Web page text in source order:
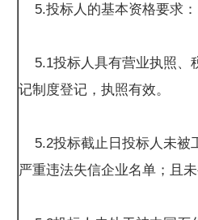
5.投标人的基本资格要求：
5.1投标人具有营业执照、
记制度登记，执照有效。
5.2投标截止日投标人未被
严重违法失信企业名单；且